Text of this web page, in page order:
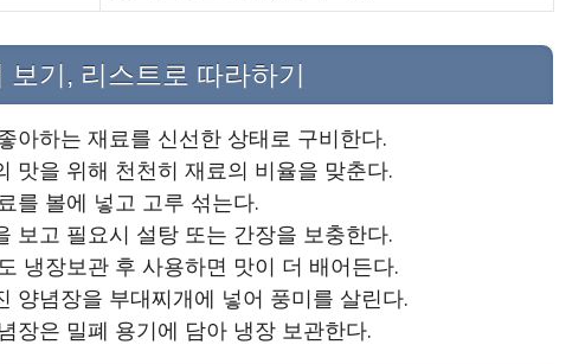
보기, 리스트로 따라하기
아하는 재료를 신선한 상태로 구비한다.
맛을 위해 천천히 재료의 비율을 맞춘다.
를 볼에 넣고 고루 섞는다.
보고 필요시 설탕 또는 간장을 보충한다.
냉장보관 후 사용하면 맛이 더 배어든다.
양념장을 부대찌개에 넣어 풍미를 살린다.
장은 밀폐 용기에 담아 냉장 보관한다.